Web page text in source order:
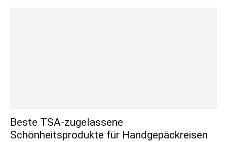
Beste TSA-zugelassene
Schönheitsprodukte für Handgepäckreisen